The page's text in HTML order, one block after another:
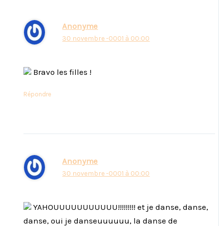
Anonyme
30 novembre -0001 à 00:00
Bravo les filles !
Répondre
Anonyme
30 novembre -0001 à 00:00
YAHOUUUUUUUUUUU!!!!!!!!! et je danse, danse,
danse, oui je danseuuuuuu, la danse de